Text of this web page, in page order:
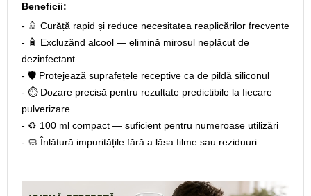
Beneficii:
- 🚿 Curăță rapid și reduce necesitatea reaplicărilor frecvente
- 🧴 Excluzând alcool — elimină mirosul neplăcut de
dezinfectant
- 🛡️ Protejează suprafețele receptive ca de pildă siliconul
- ⏱️ Dozare precisă pentru rezultate predictibile la fiecare
pulverizare
- ♻️ 100 ml compact — suficient pentru numeroase utilizări
- 🧼 Înlătură impuritățile fără a lăsa filme sau reziduuri